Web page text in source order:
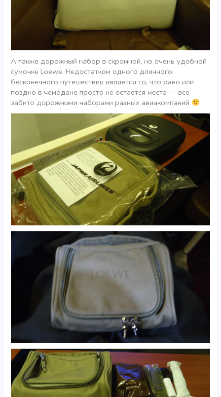
А также дорожный набор в скромной, но очень удобной
сумочке Loewe. Недостатком одного длинного,
бесконечного путешествия является то, что рано или
поздно в чемодане просто не остается места — все
забито дорожными наборами разных авиакомпаний